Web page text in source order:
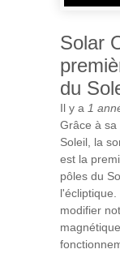
Solar
du
Il y a 1
Grâce à sa
Soleil, la
est la
pôles du
modifier